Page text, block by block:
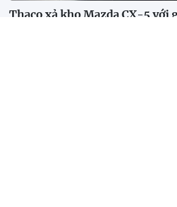
Thaco xả kho Mazda CX-5 với